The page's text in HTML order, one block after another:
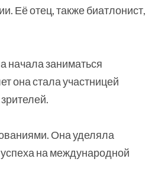
Её отец, также биатлонист,
начала заниматься
она стала участницей
Она уделяла
на международной